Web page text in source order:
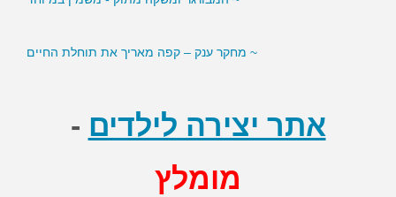
~ מחקר ענק – קפה מאריך את תוחלת החיים
אתר יצירה לילדים -
מומלץ